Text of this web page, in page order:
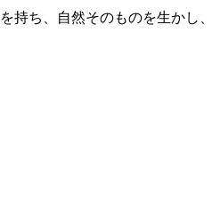
持ち、自然そのものを生かし